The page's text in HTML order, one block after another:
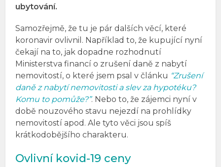
ubytování.
Samozřejmě, že tu je pár dalších věcí, které
koronavir ovlivnil. Například to, že kupující nyní
čekají na to, jak dopadne rozhodnutí
Ministerstva financí o zrušení daně z nabytí
nemovitostí, o které jsem psal v článku “Zrušení
daně z nabytí nemovitosti a slev za hypotéku?
Komu to pomůže?”. Nebo to, že zájemci nyní v
době nouzového stavu nejezdí na prohlídky
nemovitostí apod. Ale tyto věci jsou spíš
krátkodobějšího charakteru.
Ovlivní kovid-19 ceny